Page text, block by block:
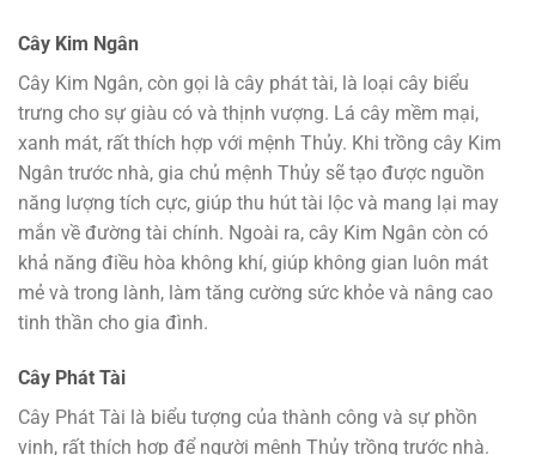
Cây Kim Ngân
Cây Kim Ngân, còn gọi là cây phát tài, là loại cây biểu
trưng cho sự giàu có và thịnh vượng. Lá cây mềm mại,
xanh mát, rất thích hợp với mệnh Thủy. Khi trồng cây Kim
Ngân trước nhà, gia chủ mệnh Thủy sẽ tạo được nguồn
năng lượng tích cực, giúp thu hút tài lộc và mang lại may
mắn về đường tài chính. Ngoài ra, cây Kim Ngân còn có
khả năng điều hòa không khí, giúp không gian luôn mát
mẻ và trong lành, làm tăng cường sức khỏe và nâng cao
tinh thần cho gia đình.
Cây Phát Tài
Cây Phát Tài là biểu tượng của thành công và sự phồn
vinh, rất thích hợp để người mệnh Thủy trồng trước nhà.